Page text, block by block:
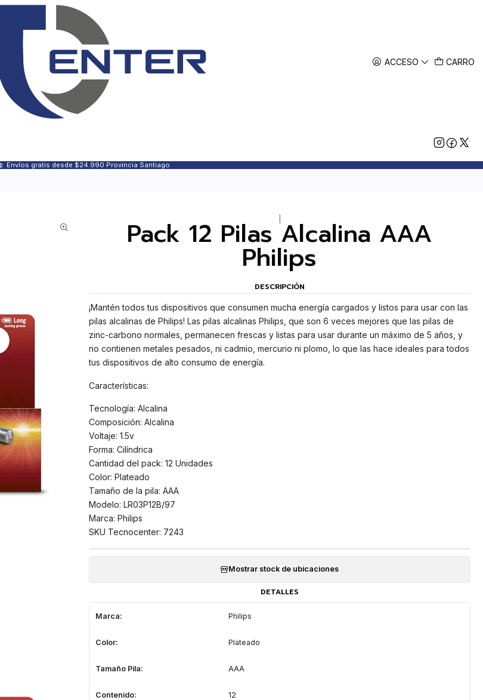
ACCESO CARRO
Envíos gratis desde $24.990 Provincia Santiago
Pack 12 Pilas Alcalina AAA
Philips
DESCRIPCIÓN
¡Mantén todos tus dispositivos que consumen mucha energía cargados y listos para usar con las
pilas alcalinas de Philips! Las pilas alcalinas Philips, que son 6 veces mejores que las pilas de
zinc-carbono normales, permanecen frescas y listas para usar durante un máximo de 5 años, y
no contienen metales pesados, ni cadmio, mercurio ni plomo, lo que las hace ideales para todos
tus dispositivos de alto consumo de energía.
Características:
Tecnología: Alcalina
Composición: Alcalina
Voltaje: 1.5v
Forma: Cilíndrica
Cantidad del pack: 12 Unidades
Color: Plateado
Tamaño de la pila: AAA
Modelo: LR03P12B/97
Marca: Philips
SKU Tecnocenter: 7243
Mostrar stock de ubicaciones
DETALLES
Marca: Philips
Color: Plateado
Tamaño Pila: AAA
Contenido: 12